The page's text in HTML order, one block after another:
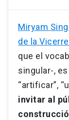
Miryam
de la
que el
singular-,
“artificar”,
invitar al